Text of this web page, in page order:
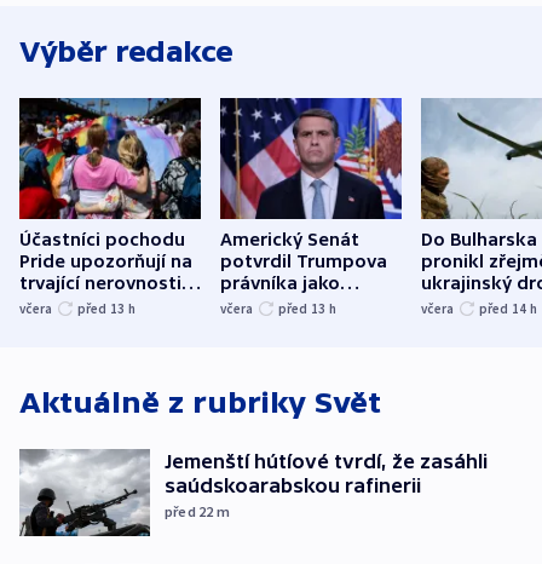
Výběr redakce
Účastníci pochodu
Pride upozorňují na
trvající nerovnosti i
společenskou
včera před 13 h
Americký Senát
potvrdil Trumpova
právníka jako
ministra
včera před 13 h
Do Bulharska
pronikl
ukrajinský
explodoval
včera před 14 h
Aktuálně z rubriky Svět
Jemenští hútíové tvrdí, že zasáhli
saúdskoarabskou rafinerii
před 22 m